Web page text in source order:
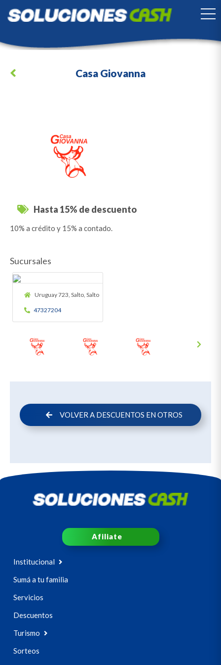
Casa Giovanna
Hasta 15% de descuento
10% a crédito y 15% a contado.
Sucursales
Uruguay 723, Salto, Salto
47327204
VOLVER A DESCUENTOS EN OTROS
Afiliate
Institucional
Sumá a tu familia
Servicios
Descuentos
Turismo
Sorteos